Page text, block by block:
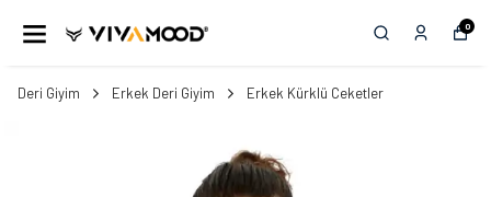
0
Deri Giyim Erkek Deri Giyim Erkek Kürklü Ceketler